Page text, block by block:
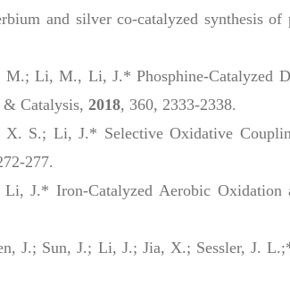
and silver co-catalyzed synthesis
M.; Li, M., Li, J.* Phosphine‐Catalyzed
& Catalysis, 2018, 360, 2333-2338.
Li, J.* Selective Oxidative
277.
Li, J.* Iron-Catalyzed Aerobic Oxidation
Sun, J.; Li, J.; Jia, X.; Sessler, J.